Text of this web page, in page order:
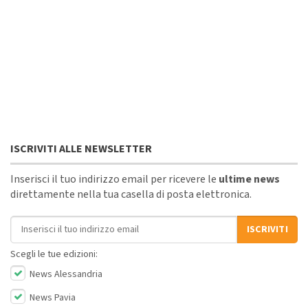
ISCRIVITI ALLE NEWSLETTER
Inserisci il tuo indirizzo email per ricevere le ultime news
direttamente nella tua casella di posta elettronica.
Indirizzo email
ISCRIVITI
Scegli le tue edizioni:
News Alessandria
News Pavia